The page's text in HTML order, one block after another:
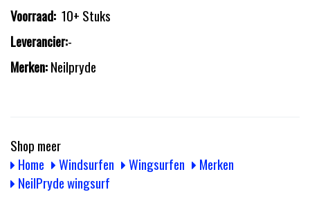
Voorraad: 10+ Stuks
Leverancier:-
Merken:Neilpryde
Shop meer
Home
Windsurfen Wingsurfen
Merken
NeilPryde wingsurf